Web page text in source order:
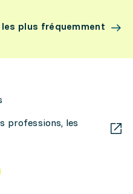
plus fréquemment
professions, les